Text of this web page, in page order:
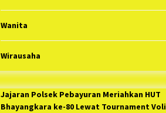
Wanita
Wirausaha
Jajaran Polsek Pebayuran Meriahkan HUT
Bhayangkara ke-80 Lewat Tournament Voli